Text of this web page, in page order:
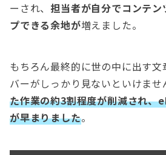
ーされ、 担当者が自分でコンテ
プできる余地が増えました。
もちろん最終的に世の中に出す
バーがしっかり見ないといけませ
た作業の約3割程度が削減され、
が早まりました。